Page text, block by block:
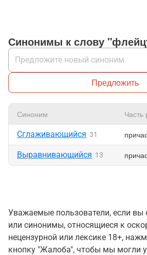
Синонимы к слову
Предложить
Синоним Часть
Сглаживающийся 31
Выравнивающийся 13
Уважаемые пользователи, если вы
или синонимы, относящиеся к
нецензурной или лексике 18+,
кнопку "Жалоба", чтобы мы могли